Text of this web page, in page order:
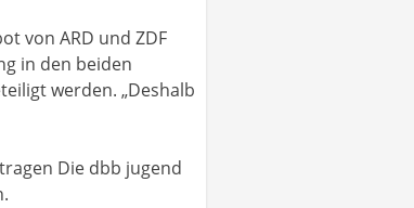
von ARD und ZDF
in den beiden
werden. „Deshalb
Die dbb jugend